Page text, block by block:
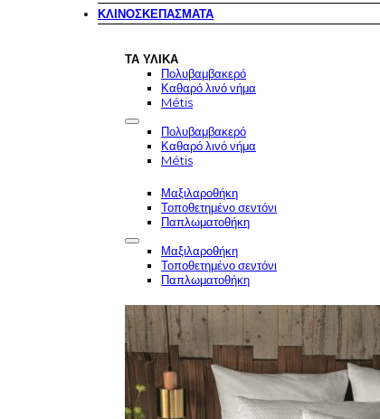
ΚΛΙΝΟΣΚΕΠΆΣΜΑΤΑ
ΤΑ ΥΛΙΚΆ
Πολυβαμβακερό
Καθαρό λινό νήμα
Métis
Πολυβαμβακερό
Καθαρό λινό νήμα
Métis
Μαξιλαροθήκη
Τοποθετημένο σεντόνι
Παπλωματοθήκη
Μαξιλαροθήκη
Τοποθετημένο σεντόνι
Παπλωματοθήκη